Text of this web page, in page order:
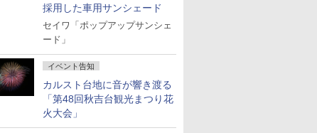
採用した車用サンシェード
セイワ「ポップアップサンシェ
ード」
イベント告知
カルスト台地に音が響き渡る
「第48回秋吉台観光まつり花
火大会」